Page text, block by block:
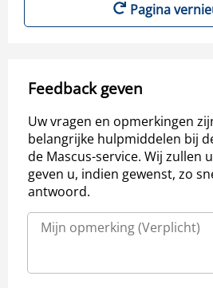
Pagina
Feedback geven
Uw vragen en opmerkingen
belangrijke hulpmiddelen bij
de Mascus-service. Wij zullen
geven u, indien gewenst, zo
antwoord.